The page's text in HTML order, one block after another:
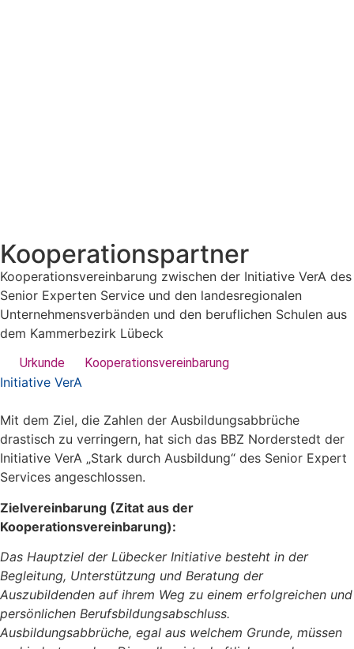
Kooperationspartner
Kooperationsvereinbarung zwischen der Initiative VerA des
Senior Experten Service und den landesregionalen
Unternehmensverbänden und den beruflichen Schulen aus
dem Kammerbezirk Lübeck
Urkunde Kooperationsvereinbarung
Initiative VerA
Mit dem Ziel, die Zahlen der Ausbildungsabbrüche
drastisch zu verringern, hat sich das BBZ Norderstedt der
Initiative VerA Stark durch Ausbildung des Senior Expert
Services angeschlossen.
Zielvereinbarung (Zitat aus der
Kooperationsvereinbarung):
Das Hauptziel der Lübecker Initiative besteht in der
Begleitung, Unterstützung und Beratung der
Auszubildenden auf ihrem Weg zu einem erfolgreichen und
persönlichen Berufsbildungsabschluss.
Ausbildungsabbrüche, egal aus welchem Grunde, müssen